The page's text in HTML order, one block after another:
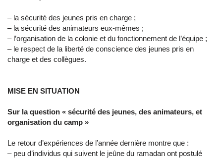
– la sécurité des jeunes pris en charge ;
– la sécurité des animateurs eux-mêmes ;
– l’organisation de la colonie et du fonctionnement de l’équipe ;
– le respect de la liberté de conscience des jeunes pris en
charge et des collègues.
MISE EN SITUATION
Sur la question « sécurité des jeunes, des animateurs, et
organisation du camp »
Le retour d’expériences de l’année dernière montre que :
– peu d’individus qui suivent le jeûne du ramadan ont postulé